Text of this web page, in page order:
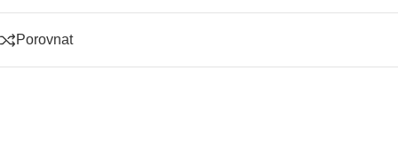
Porovnat